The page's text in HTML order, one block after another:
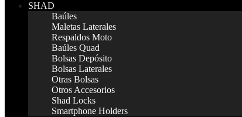
SHAD
Baúles
Maletas Laterales
Respaldos Moto
Baúles Quad
Bolsas Depósito
Bolsas Laterales
Otras Bolsas
Otros Accesorios
Shad Locks
Smartphone Holders